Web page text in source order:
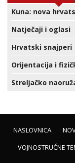
Kuna: nova
Natječaji i oglasi
Hrvatski snajperi
Orijentacija i
Streljačko
NASLOVNICA
VOJNOSTRUČNE